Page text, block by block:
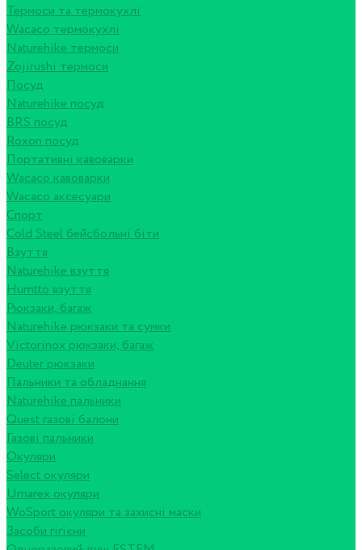
Термоси та термокухлі
Wacaco термокухлі
Naturehike термоси
Zojirushi термоси
Посуд
Naturehike посуд
BRS посуд
Roxon посуд
Портативні кавоварки
Wacaco кавоварки
Wacaco аксесуари
Спорт
Cold Steel бейсбольні біти
Взуття
Naturehike взуття
Humtto взуття
Рюкзаки, багаж
Naturehike рюкзаки та сумки
Victorinox рюкзаки, багаж
Deuter рюкзаки
Пальники та обладнання
Naturehike пальники
Quest газові балони
Газові пальники
Окуляри
Select окуляри
Umarex окуляри
WoSport окуляри та захисні маски
Засоби гігієни